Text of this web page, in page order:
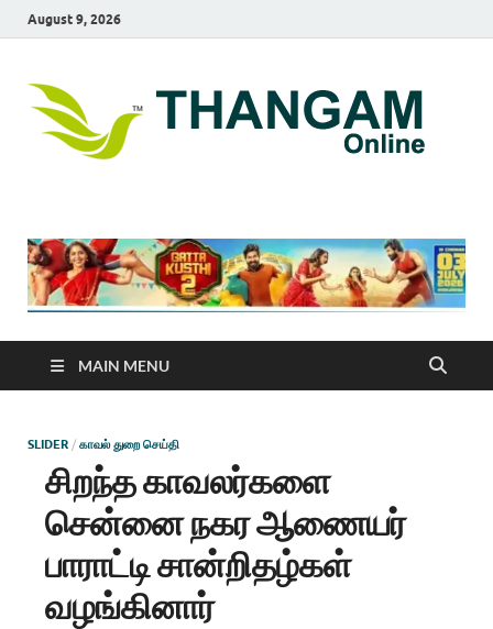
August 9, 2026
MAIN MENU
SLIDER / காவல் துறை செய்தி
சிறந்த காவலர்களை
சென்னை நகர ஆணையர்
பாராட்டி சான்றிதழ்கள்
வழங்கினார்